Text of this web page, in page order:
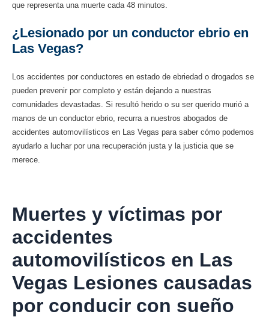
que representa una muerte cada 48 minutos.
¿Lesionado por un conductor ebrio en
Las Vegas?
Los accidentes por conductores en estado de ebriedad o drogados se
pueden prevenir por completo y están dejando a nuestras
comunidades devastadas. Si resultó herido o su ser querido murió a
manos de un conductor ebrio, recurra a nuestros abogados de
accidentes automovilísticos en Las Vegas para saber cómo podemos
ayudarlo a luchar por una recuperación justa y la justicia que se
merece.
Muertes y víctimas por
accidentes
automovilísticos en Las
Vegas Lesiones causadas
por conducir con sueño